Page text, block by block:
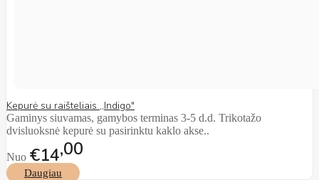
Kepurė su raišteliais ,,Indigo"
Gaminys siuvamas, gamybos terminas 3-5 d.d. Trikotažo
dvisluoksnė kepurė su pasirinktu kaklo akse..
Nuo €14 00
Daugiau